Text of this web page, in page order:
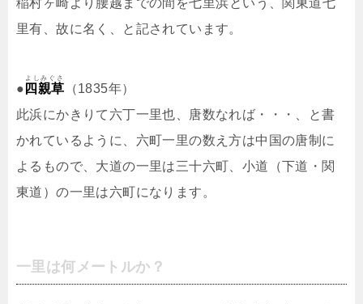
稲村ヶ崎より腰越までの間を七里浜という、関東道七
里有、故に名く、と記されています。
● 四親草
よしみぐさ
（1835年）
此浜にかきりて六丁一里也、唐数なれば・・・、と書
かれているように、六町一里の数え方は中国の唐制に
よるもので、大道の一里は三十六町、小道（下道・関
東道）の一里は六町になります。
一里は何メートルか？